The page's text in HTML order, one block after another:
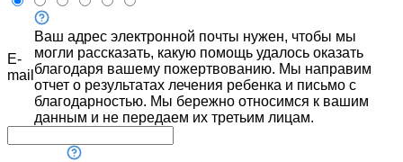
E-
mail
Ваш адрес электронной почты нужен, чтобы мы
могли рассказать, какую помощь удалось оказать
благодаря вашему пожертвованию. Мы направим
отчет о результатах лечения ребенка и письмо с
благодарностью. Мы бережно относимся к вашим
данным и не передаем их третьим лицам.